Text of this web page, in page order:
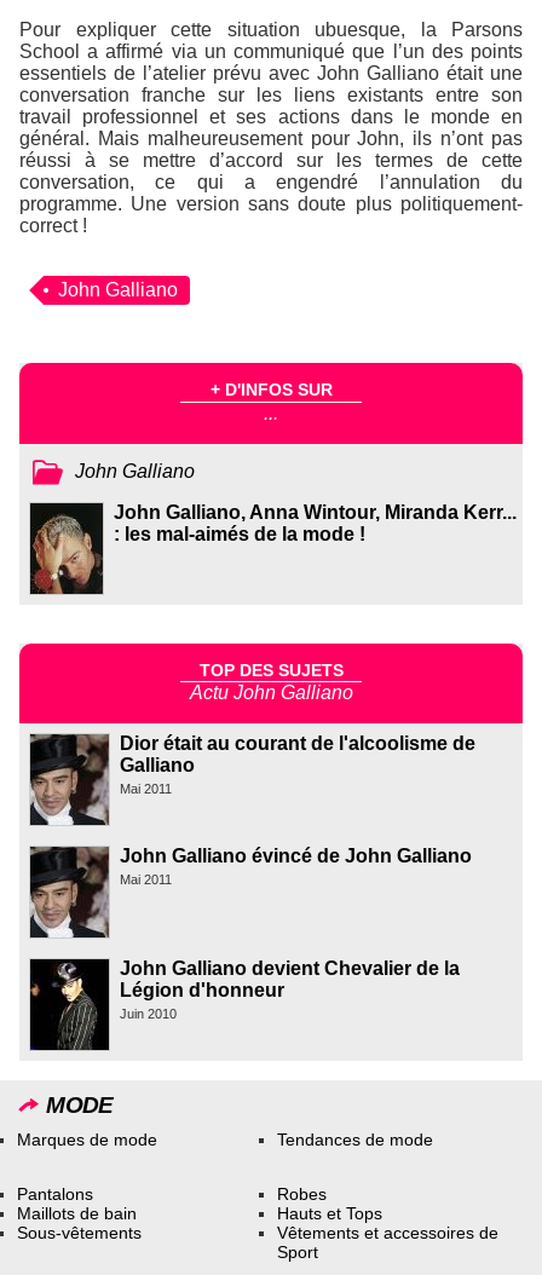
Pour expliquer cette situation ubuesque, la Parsons
School a affirmé via un communiqué que l’un des points
essentiels de l’atelier prévu avec John Galliano était une
conversation franche sur les liens existants entre son
travail professionnel et ses actions dans le monde en
général. Mais malheureusement pour John, ils n’ont pas
réussi à se mettre d’accord sur les termes de cette
conversation, ce qui a engendré l’annulation du
programme. Une version sans doute plus politiquement-
correct !
John Galliano
+ D'INFOS SUR
...
John Galliano
John Galliano, Anna Wintour, Miranda Kerr...
: les mal-aimés de la mode !
TOP DES SUJETS
Actu John Galliano
Dior était au courant de l'alcoolisme de
Galliano
Mai 2011
John Galliano évincé de John Galliano
Mai 2011
John Galliano devient Chevalier de la
Légion d'honneur
Juin 2010
MODE
Marques de mode Tendances de mode
Pantalons
Maillots de bain
Sous-vêtements
Robes
Hauts et Tops
Vêtements et accessoires de
Sport